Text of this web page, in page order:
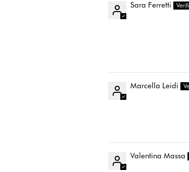
Sara Ferretti
Marcella Leidi
Valentina Massa